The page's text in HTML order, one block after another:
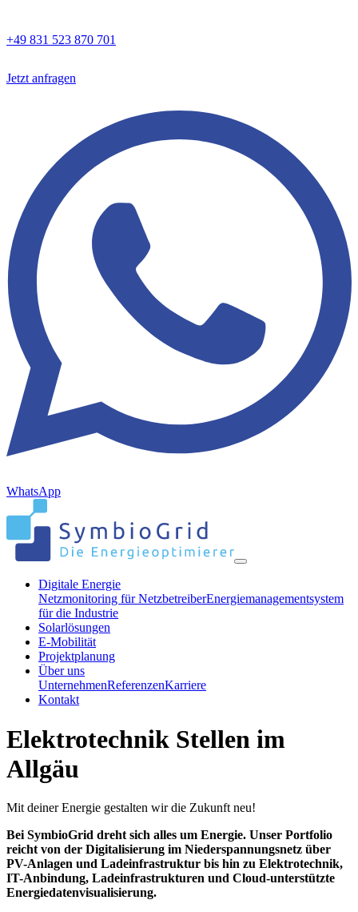
+49 831 523 870 701
Jetzt anfragen
WhatsApp
Digitale Energie
Netzmonitoring für NetzbetreiberEnergiemanagementsystem
für die Industrie
Solarlösungen
E-Mobilität
Projektplanung
Über uns
UnternehmenReferenzenKarriere
Kontakt
Elektrotechnik Stellen im
Allgäu
Mit deiner Energie gestalten wir die Zukunft neu!
Bei SymbioGrid dreht sich alles um Energie. Unser Portfolio
reicht von der Digitalisierung im Niederspannungsnetz über
PV-Anlagen und Ladeinfrastruktur bis hin zu Elektrotechnik,
IT-Anbindung, Ladeinfrastrukturen und Cloud-unterstützte
Energiedatenvisualisierung.